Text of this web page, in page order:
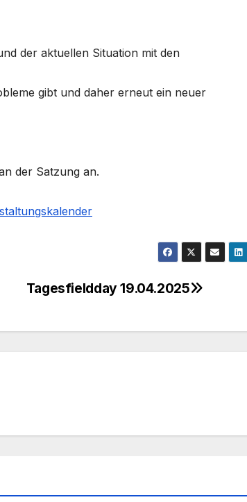
der aktuellen Situation mit den
gibt und daher erneut ein neuer
der Satzung an.
Tagesfieldday 19.04.2025